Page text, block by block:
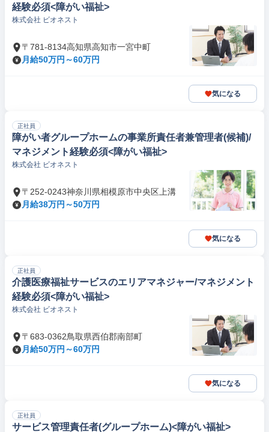
経験必須<障がい福祉>
株式会社 ビオネスト
〒781-8134高知県高知市一宮中町
月給50万円～60万円
気になる
正社員
障がい者グループホームの事業所責任者兼管理者(候補)/
マネジメント経験必須<障がい福祉>
株式会社 ビオネスト
〒252-0243神奈川県相模原市中央区上溝
月給38万円～50万円
気になる
正社員
介護医療福祉サービスのエリアマネジャー/マネジメント
経験必須<障がい福祉>
株式会社 ビオネスト
〒683-0362鳥取県西伯郡南部町
月給50万円～60万円
気になる
正社員
サービス管理責任者(グループホーム)<障がい福祉>